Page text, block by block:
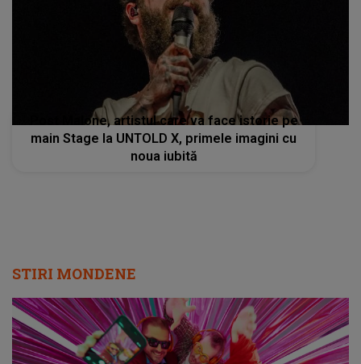
noua iubită
STIRI MONDENE
Radio Impuls cucerește tot mai mulți